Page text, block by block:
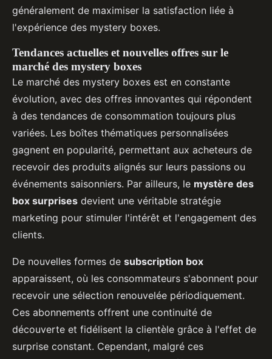
généralement de maximiser la satisfaction liée à
l'expérience des mystery boxes.
Tendances actuelles et nouvelles offres sur le
marché des mystery boxes
Le marché des mystery boxes est en constante
évolution, avec des offres innovantes qui répondent
à des tendances de consommation toujours plus
variées. Les boîtes thématiques personnalisées
gagnent en popularité, permettant aux acheteurs de
recevoir des produits alignés sur leurs passions ou
événements saisonniers. Par ailleurs, le mystère des
box surprises devient une véritable stratégie
marketing pour stimuler l'intérêt et l'engagement des
clients.
De nouvelles formes de subscription box
apparaissent, où les consommateurs s'abonnent pour
recevoir une sélection renouvelée périodiquement.
Ces abonnements offrent une continuité de
découverte et fidélisent la clientèle grâce à l'effet de
surprise constant. Cependant, malgré ces